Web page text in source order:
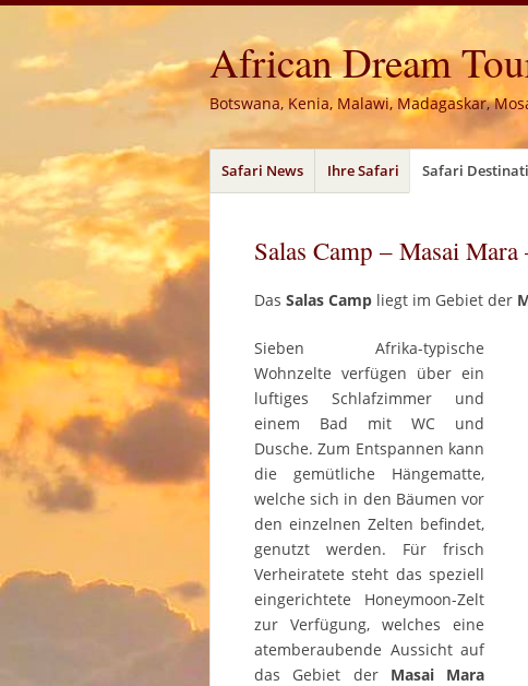
African Dream
Botswana, Kenia, Malawi, Madagaskar,
Menü
Zum
Inhalt
Safari News Ihre Safari Safari
Salas Camp – Masai
Das Salas Camp liegt im Gebiet der
Sieben Afrika-typische
Wohnzelte verfügen über ein
luftiges Schlafzimmer und
einem Bad mit WC und
Dusche. Zum Entspannen kann
die gemütliche Hängematte,
welche sich in den Bäumen vor
den einzelnen Zelten befindet,
genutzt werden. Für frisch
Verheiratete steht das speziell
eingerichtete Honeymoon-Zelt
zur Verfügung, welches eine
atemberaubende Aussicht auf
das Gebiet der Masai Mara